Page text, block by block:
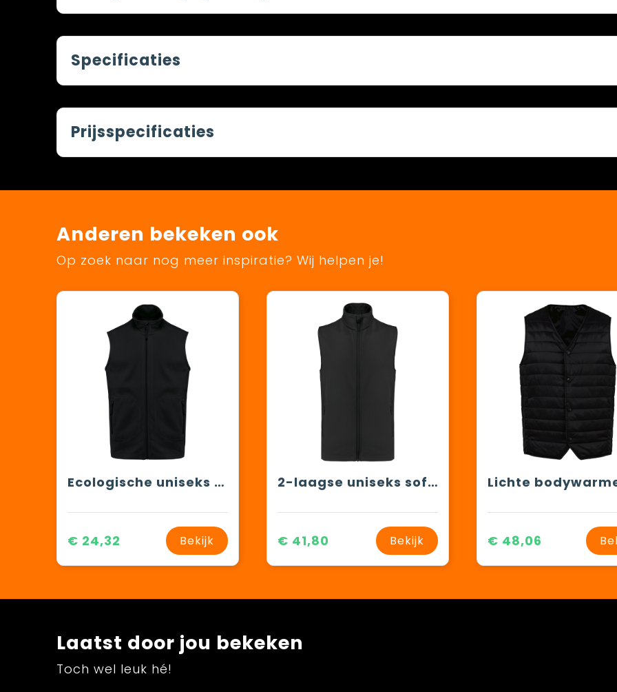
Specificaties
Prijsspecificaties
Anderen bekeken ook
Op zoek naar nog meer inspiratie? Wij helpen je!
Ecologische uniseks bodywarmer van microfleece
€ 24,32 Bekijk
2-laagse uniseks softshell-bodywarmer
€ 41,80 Bekijk € 48,06
Laatst door jou bekeken
Toch wel leuk hé!